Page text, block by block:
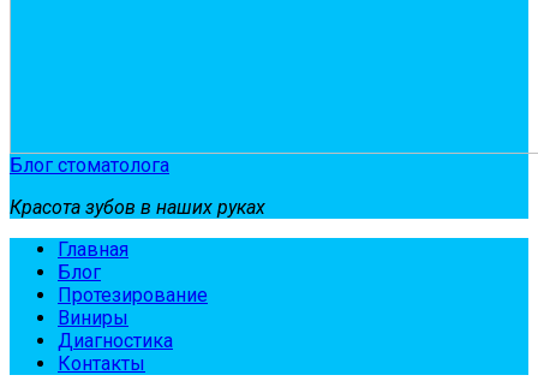
Блог стоматолога
Красота зубов в наших руках
Главная
Блог
Протезирование
Виниры
Диагностика
Контакты